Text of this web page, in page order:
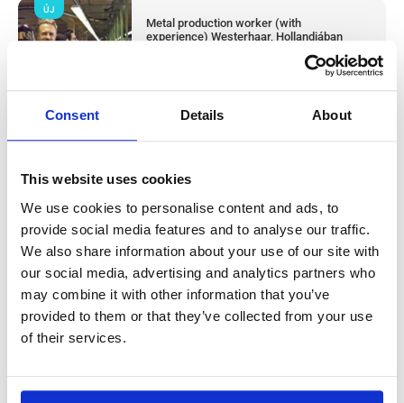
Consent Details About
This website uses cookies
We use cookies to personalise content and ads, to
provide social media features and to analyse our traffic.
We also share information about your use of our site with
our social media, advertising and analytics partners who
may combine it with other information that you’ve
provided to them or that they’ve collected from your use
of their services.
Metal production worker (with
experience) Westerhaar, Hollandiában
Position is open for:2 nap
ÚJ
Húsüzemi termelési dolgozó & takarító
(tapasztalattal) Haarlem, Hollandiában
Salary:from 14,99€/h star_border 0/5(0 reviews)
Húsüzemi termelési dolgozó & takarító
Available positions:2/2
Position is open for:3 nap